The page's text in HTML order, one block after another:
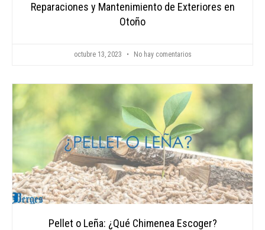
Reparaciones y Mantenimiento de Exteriores en
Otoño
octubre 13, 2023 No hay comentarios
Pellet o Leña: ¿Qué Chimenea Escoger?